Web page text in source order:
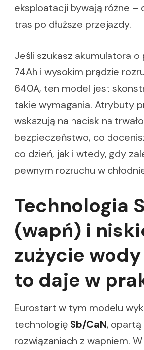
eksploatacji bywają różne –
tras po dłuższe przejazdy.
Jeśli szukasz akumulatora
74Ah i wysokim prądzie
640A, ten model jest
takie wymagania. Atrybuty
wskazują na nacisk na
bezpieczeństwo, co
co dzień, jak i wtedy, gdy
pewnym rozruchu w
Technologia
(wapń) i
zużycie
to daje w
Eurostart w tym modelu
technologię Sb/CaN, opartą
rozwiązaniach z wapniem.